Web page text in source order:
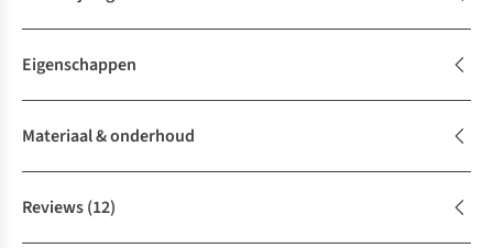
Eigenschappen
Materiaal & onderhoud
Reviews(12)